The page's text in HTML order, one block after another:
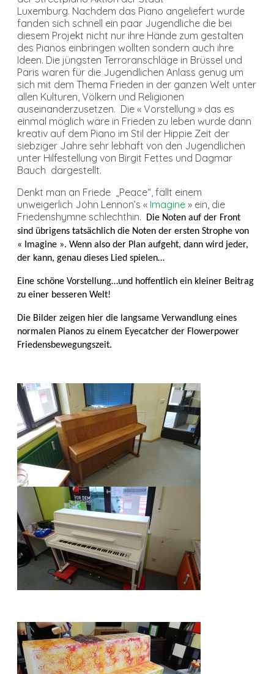
Luxemburg. Nachdem das Piano angeliefert wurde
fanden sich schnell ein paar Jugendliche die bei
diesem Projekt nicht nur ihre Hände zum gestalten
des Pianos einbringen wollten sondern auch ihre
Ideen. Die jüngsten Terroranschläge in Brüssel und
Paris waren für die Jugendlichen Anlass genug um
sich mit dem Thema Frieden in der ganzen Welt unter
allen Kulturen, Völkern und Religionen
auseinanderzusetzen. Die « Vorstellung » das es
einmal möglich wäre in Frieden zu leben wurde dann
kreativ auf dem Piano im Stil der Hippie Zeit der
siebziger Jahre sehr lebhaft von den Jugendlichen
unter Hilfestellung von Birgit Fettes und Dagmar
Bauch dargestellt.
Denkt man an Friede „Peace“, fällt einem
unweigerlich John Lennon’s « Imagine » ein, die
Friedenshymne schlechthin.
Die Noten auf der Front
sind übrigens tatsächlich die Noten der ersten Strophe von
« Imagine ». Wenn also der Plan aufgeht, dann wird jeder,
der kann, genau dieses Lied spielen…
Eine schöne Vorstellung…und hoffentlich ein kleiner Beitrag
zu einer besseren Welt!
Die Bilder zeigen hier die langsame Verwandlung eines
normalen Pianos zu einem Eyecatcher der Flowerpower
Friedensbewegungszeit.